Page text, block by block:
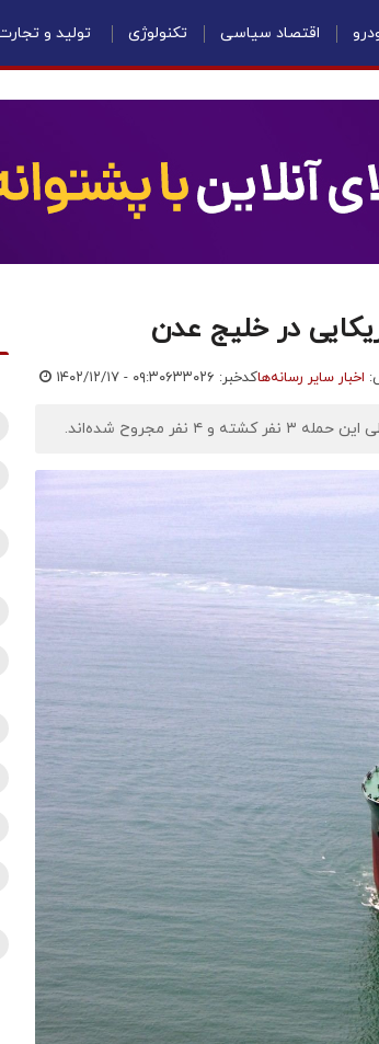
اقتصاد سیاسی تکنولوژی تولید و
در خلیج عدن
اخبار سایر رسانه‌هاکدخبر: ۶۳۳۰۲۶ ۱۴۰۲/۱۲/۱۷ - ۰۹:۳۰
مجروح شده‌اند.